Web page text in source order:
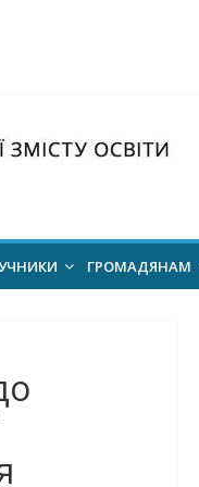
Небесної Сотні на
ГРОМАДЯНАМ